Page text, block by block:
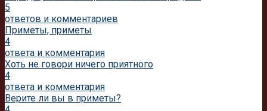
5
ответов и комментариев
Приметы, приметы
4
ответа и комментария
Хоть не говори ничего приятного
4
ответа и комментария
Верите ли вы в приметы?